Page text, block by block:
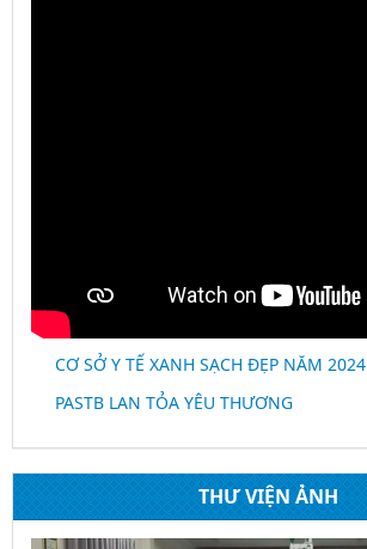
CƠ SỞ Y TẾ XANH SẠCH ĐẸP NĂM 2024
PASTB LAN TỎA YÊU THƯƠNG
THƯ VIỆN ẢNH